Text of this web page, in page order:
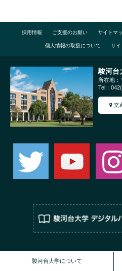
採用情報 ご支援のお願い サイトマ
個人情報の取扱について サイ
駿河台
所在地
Tel：
交
駿河台大学について